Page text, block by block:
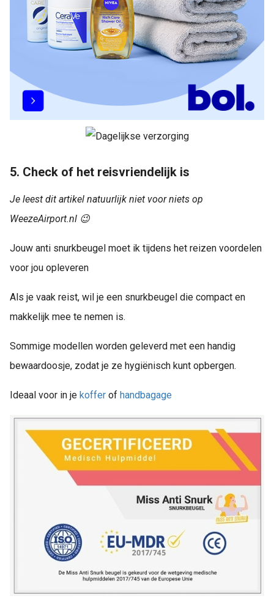
5. Check of het reisvriendelijk is
Je leest dit artikel natuurlijk niet voor niets op
WeezeAirport.nl 😉
Jouw anti snurkbeugel moet ik tijdens het reizen voordelen
voor jou opleveren
Als je vaak reist, wil je een snurkbeugel die compact en
makkelijk mee te nemen is.
Sommige modellen worden geleverd met een handig
bewaardoosje, zodat je ze hygiënisch kunt opbergen.
Ideaal voor in je koffer of handbagage